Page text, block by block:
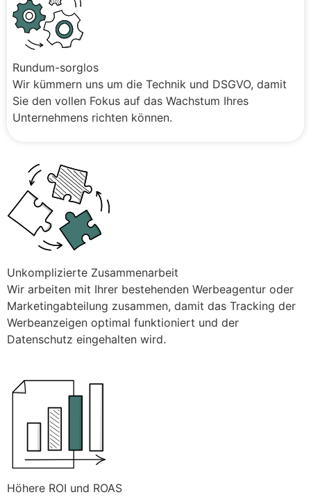
Rundum-sorglos
Wir kümmern uns um die Technik und DSGVO, damit
Sie den vollen Fokus auf das Wachstum Ihres
Unternehmens richten können.
Unkomplizierte Zusammenarbeit
Wir arbeiten mit Ihrer bestehenden Werbeagentur oder
Marketingabteilung zusammen, damit das Tracking der
Werbeanzeigen optimal funktioniert und der
Datenschutz eingehalten wird.
Höhere ROI und ROAS